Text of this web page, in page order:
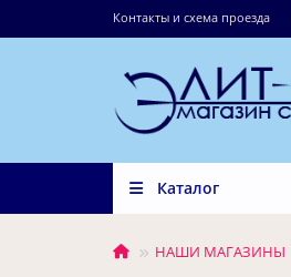
Контакты и схема проезда
Каталог
НАШИ МАГАЗИНЫ